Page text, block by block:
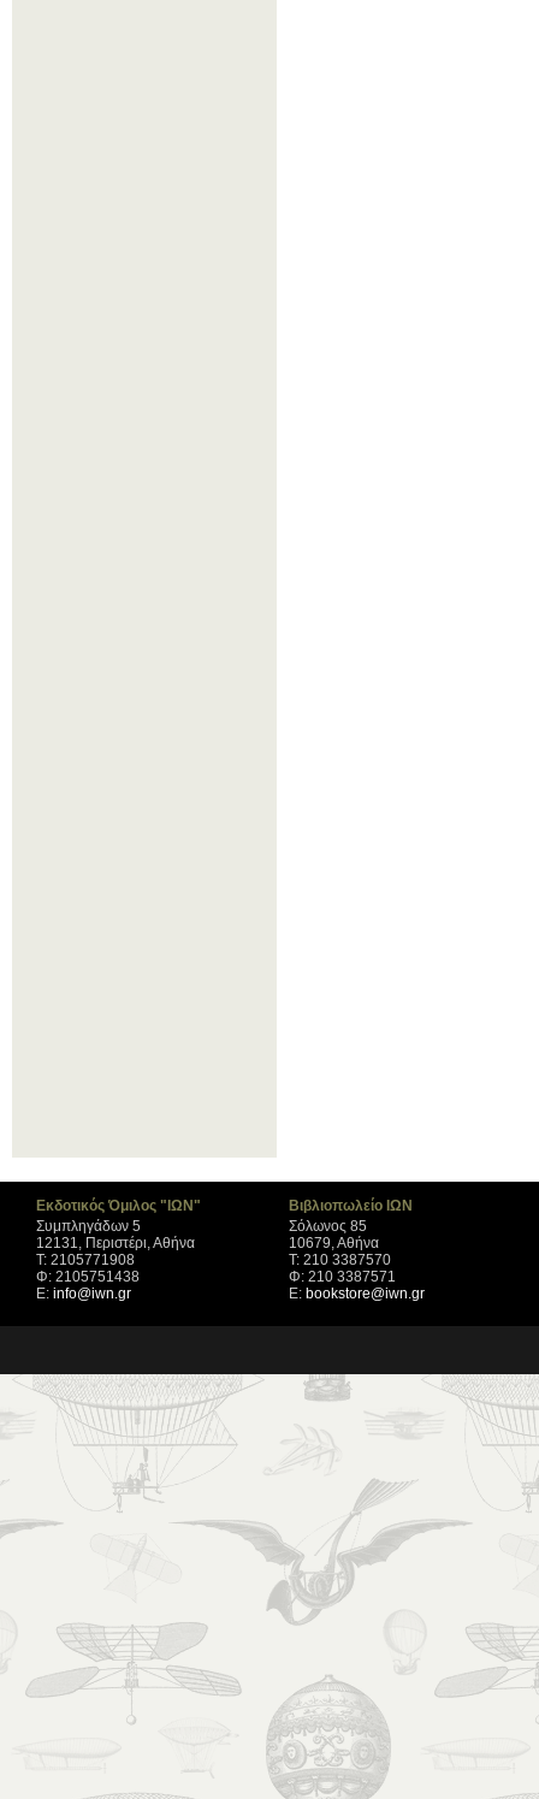
Εκδοτικός Όμιλος "ΙΩΝ"
Συμπληγάδων 5
12131, Περιστέρι, Αθήνα
Τ: 2105771908
Φ: 2105751438
Ε: info@iwn.gr
Βιβλιοπωλείο ΙΩΝ
Σόλωνος 85
10679, Αθήνα
Τ: 210 3387570
Φ: 210 3387571
Ε: bookstore@iwn.gr